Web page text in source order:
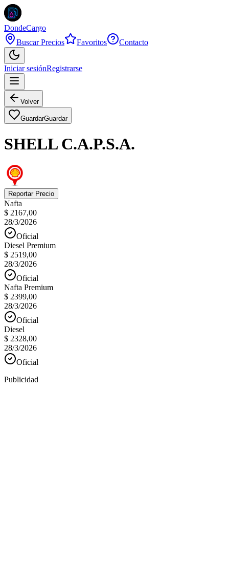
DondeCargo
Buscar Precios
Favoritos Contacto
Iniciar sesiónRegistrarse
Volver
GuardarGuardar
SHELL C.A.P.S.A.
Reportar Precio
Nafta
$ 2167,00
28/3/2026
Oficial
Diesel Premium
$ 2519,00
28/3/2026
Oficial
Nafta Premium
$ 2399,00
28/3/2026
Oficial
Diesel
$ 2328,00
28/3/2026
Oficial
Publicidad